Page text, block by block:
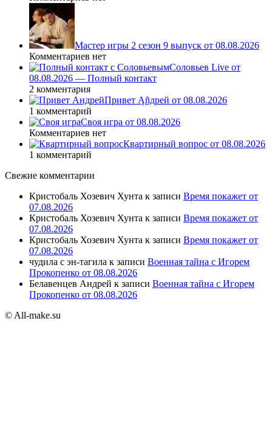
Мастер игры 2 сезон 9 выпуск от 08.08.2026
Комментариев нет
Соловьев Live от
08.08.2026 — Полный контакт
2 комментария
Привет Ąñдpей от 08.08.2026
1 комментарий
Своя игра от 08.08.2026
Комментариев нет
Квартирный вопрос от 08.08.2026
1 комментарий
Свежие комментарии
Кристобаль Хозевич Хунта к записи Время покажет от
07.08.2026
Кристобаль Хозевич Хунта к записи Время покажет от
07.08.2026
Кристобаль Хозевич Хунта к записи Время покажет от
07.08.2026
чудила с эн-тагила к записи Военная тайна с Игорем
Прокопенко от 08.08.2026
Белавенцев Андрей к записи Военная тайна с Игорем
Прокопенко от 08.08.2026
© All-make.su